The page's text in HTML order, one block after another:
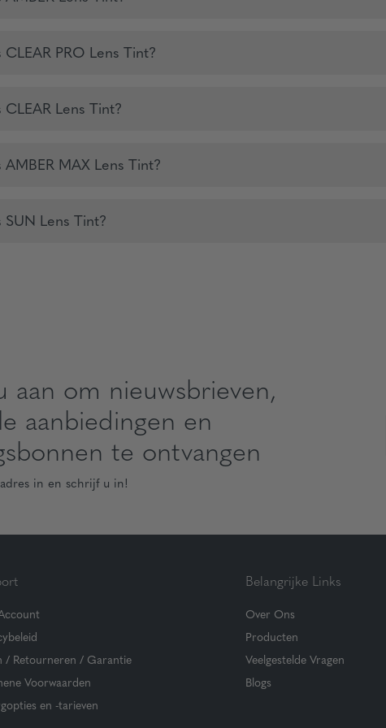
CLEAR PRO Lens Tint?
CLEAR Lens Tint?
AMBER MAX Lens Tint?
SUN Lens Tint?
aan om nieuwsbrieven,
aanbiedingen en
te ontvangen
in en schrijf u in!
/ Retourneren / Garantie
Voorwaarden
en -tarieven
Belangrijke Links
Over Ons
Producten
Veelgestelde Vragen
Blogs